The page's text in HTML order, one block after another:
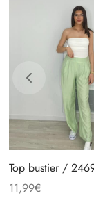
Top bustier /
11,99€